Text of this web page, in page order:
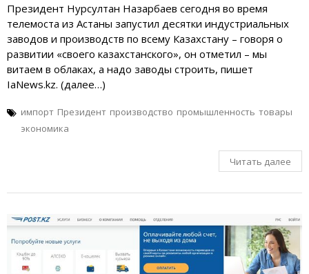
Президент Нурсултан Назарбаев сегодня во время
телемоста из Астаны запустил десятки индустриальных
заводов и производств по всему Казахстану – говоря о
развитии «своего казахстанского», он отметил – мы
витаем в облаках, а надо заводы строить, пишет
IaNews.kz. (далее…)
импорт Президент производство промышленность товары
экономика
Читать далее